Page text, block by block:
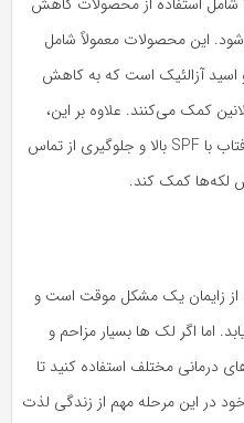
این محصولات معمولاً شامل
و اسید آزالئیک است که به کاهش
کمک می‌کنند. علاوه بر این،
رژیم غذایی سالم، استفاده از کرم ضد آفتاب با SPF بالا و جلوگیری از تماس
لکه‌ها کمک کند.
از زایمان یک مشکل موقت است و
اما اگر لک ها بسیار مزاحم و
درمانی مختلف استفاده کنید تا
در این مرحله مهم از زندگی لذت